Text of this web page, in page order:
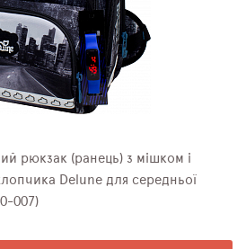
рюкзак (ранець) з мішком і
Delune для середньої
007)